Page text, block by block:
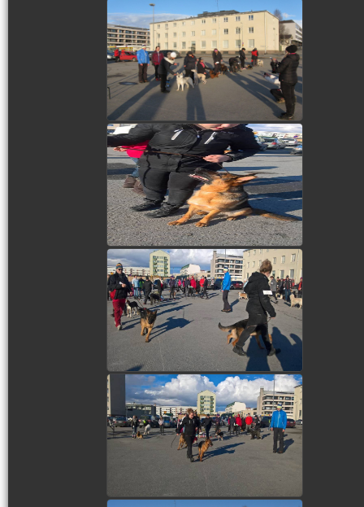
view picture
view picture
view picture
view picture